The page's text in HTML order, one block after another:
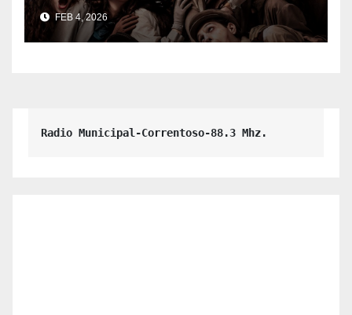
escena.
FEB 4, 2026
Radio Municipal-Correntoso-88.3 Mhz.